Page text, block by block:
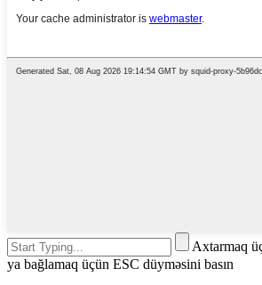
Axtarmaq
ya bağlamaq üçün ESC düyməsini basın